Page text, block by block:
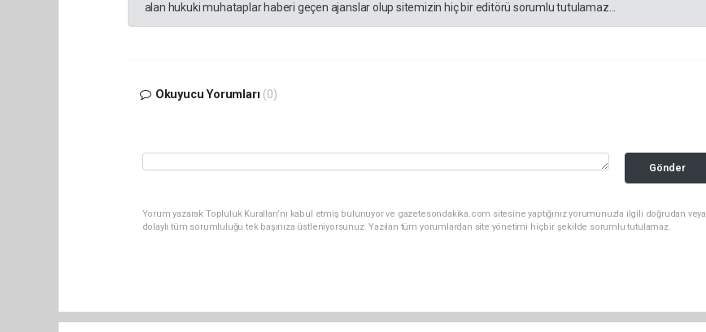
alan hukuki muhataplar haberi geçen ajanslar olup sitemizin hiç bir editörü sorumlu tutulamaz...
Okuyucu Yorumları (0)
Gönder
Yorum yazarak Topluluk Kuralları’nı kabul etmiş bulunuyor ve gazetesondakika.com sitesine yaptığınız yorumunuzla ilgili doğrudan veya
dolaylı tüm sorumluluğu tek başınıza üstleniyorsunuz. Yazılan tüm yorumlardan site yönetimi hiçbir şekilde sorumlu tutulamaz.